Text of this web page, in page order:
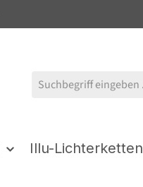
Illu-Lichterketten